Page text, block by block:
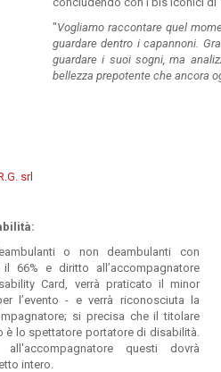
"Vogliamo raccontare quel
guardare dentro i capannoni.
guardare i suoi sogni, ma
bellezza prepotente che ancora
srl
o non deambulanti con
66% e diritto all’accompagnatore
Card, verrà praticato il minor
l’evento - e verrà riconosciuta la
si precisa che il titolare
è lo spettatore portatore di disabilità.
questi dovrà
intero.